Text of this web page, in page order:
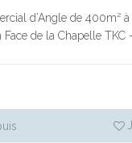
d’Angle de 400m²
Face de la Chapelle TKC